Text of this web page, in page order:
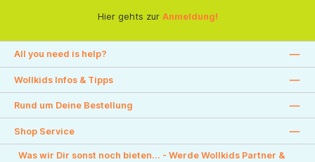
Hier gehts zur Anmeldung!
All you need is help?
Wollkids Infos & Tipps
Rund um Deine Bestellung
Shop Service
Was wir Dir sonst noch bieten... - Werde Wollkids Partner &